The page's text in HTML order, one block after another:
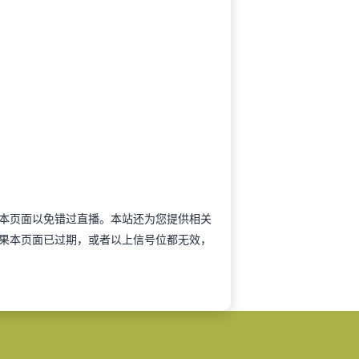
页面以免错过直播。本站还为您提供相关
页面已过期，或者以上信号位都无效，